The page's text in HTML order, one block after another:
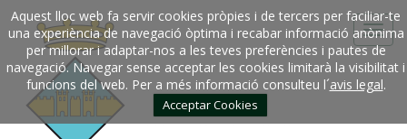
Aquest lloc web fa servir cookies pròpies i de tercers per faciliar-te
una experiència de navegació òptima i recabar informació anònima
per millorar i adaptar-nos a les teves preferències i pautes de
navegació. Navegar sense acceptar les cookies limitarà la visibilitat i
funcions del web. Per a més informació consulteu l´avis legal.
Acceptar Cookies